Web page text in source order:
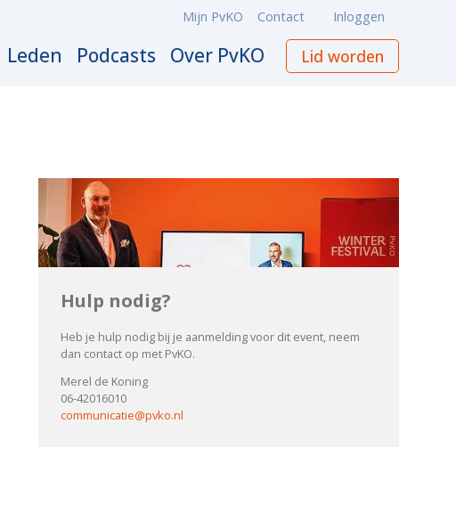
Leden Podcasts Over PvKO Lid worden
Meta
Mijn PvKO Contact Inloggen
Hulp nodig?
Heb je hulp nodig bij je aanmelding voor dit event, neem
dan contact op met PvKO.
Merel de Koning
06-42016010
communicatie@pvko.nl